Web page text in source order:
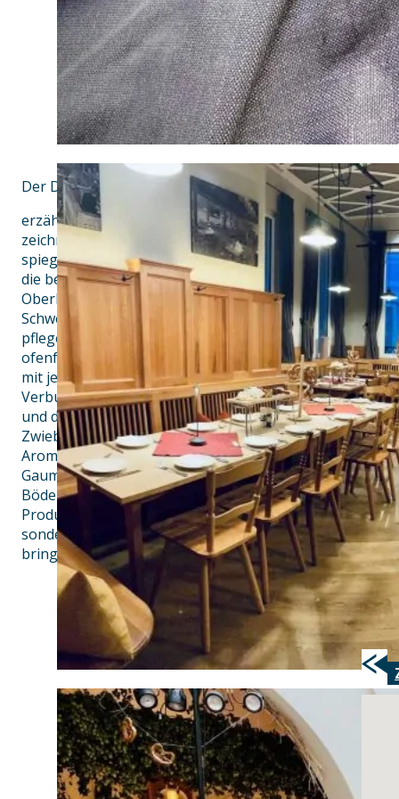
Der Donisl – Euer Wirtshaus am Münchner Marienplatz
erzählt – von Tradition, Qualität und regionaler
zeichnet sich durch ihre tiefe Verwurzelung in der
spiegelt sich nicht zuletzt in der Auswahl der Zutaten
die bei uns verwendet werden, stammen fast
Oberland und der näheren Umgebung. Der saftige
Schweinen stammt von regionalen Bauernhöfen, die
pflegen. Unser Schweinebarten wird in schonender
ofenfrisch mehrmals am Tag gebraten. Unser Fisch
mit jedem Bissen eine Geschichte von Heimat und
Verbundenheit mit der Natur und den Menschen, die
und die Leidenschaft für Qualität sind in jedem Gericht
Zwiebelrostbraten und die Steaks aus dem
Aromen und Texturen der regionalen Zutaten, kreiert
Gaumenfreude. Die Kartoffeln unseres Kartoffelsalats,
Böden Dachaus, liebevoll gehegt und gepflegt von
Produkte achten. Im Restaurant Donisl in München
sondern gelebt. Es ist ein Ort, der die Essenz Bayerns
bringt, damit jeder Gast ein Stück dieser reichen Kultur